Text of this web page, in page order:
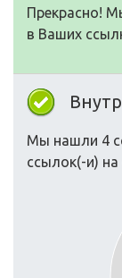
Прекрасно!
в Ваших
Мы нашли 4
ссылок(-и)